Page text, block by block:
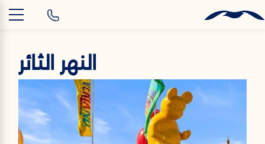
النهر الثائر